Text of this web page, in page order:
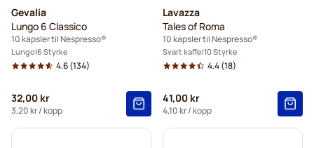
Gevalia
Lungo 6 Classico
10 kapsler til Nespresso®
Lungo 6 Styrke
4.6(134)
32,00 kr
3,20 kr/ kopp
Lavazza
Tales of Roma
10 kapsler til Nespresso®
Svart kaffe 10 Styrke
4.4(18)
41,00 kr
4,10 kr/ kopp